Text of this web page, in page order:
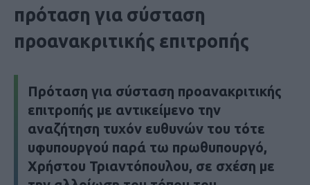
πρόταση για σύσταση
προανακριτικής επιτροπής
Πρόταση για σύσταση προανακριτικής
επιτροπής με αντικείμενο την
αναζήτηση τυχόν ευθυνών του τότε
υφυπουργού παρά τω πρωθυπουργό,
Χρήστου Τριαντόπουλου, σε σχέση με